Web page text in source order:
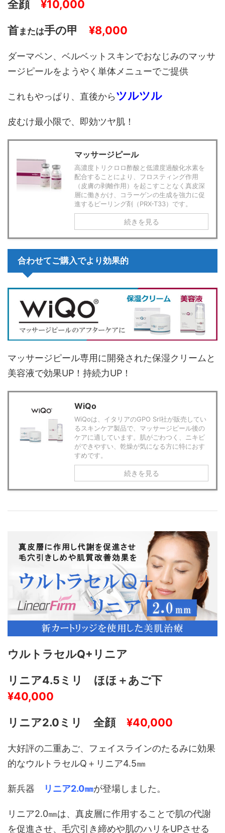
全顔 ¥10,000
首または手の甲 ¥8,000
ダーマペン、ベルベットスキンでおなじみのマッサ
ージピールをようやく単体メニューでご提供
これもやっぱり、直後からツルツル
皮むけ最小限で、即効ツヤ肌！
マッサージピール
高濃度トリクロロ酢酸と低濃度過酸化水素を
配合することにより、フロスティング作用
（皮膚の剥離作用）を起こすことなく真皮深
層に働きかけ、コラーゲンの生成を強力に促
進するピーリング剤（PRX-T33）です。
続きを見る
合わせてご購入でより効果的
マッサージピール専用に開発された保湿クリームと
美容液で効果UP！持続力UP！
WiQo
WiQoは、イタリアのGPO Srl社が販売してい
るスキンケア製品で、マッサージピール後の
ケアに適しています。肌がごわつく、ニキビ
ができやすい、乾燥が気になる方に特におす
すめです。
続きを見る
ウルトラセルQ+リニア
リニア4.5ミリ ほほ＋あご下
¥40,000
リニア2.0ミリ 全顔 ¥40,000
大好評の二重あご、フェイスラインのたるみに効果
的なウルトラセルQ＋リニア4.5㎜
新兵器 リニア2.0㎜が登場しました。
リニア2.0㎜は、真皮層に作用することで肌の代謝
を促進させ、毛穴引き締めや肌のハリをUPさせる